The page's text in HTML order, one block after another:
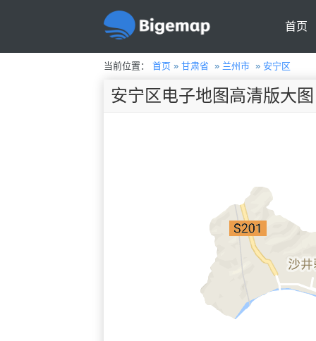
首页
当前位置： 首页» 甘肃省 » 兰州市» 安宁区
安宁区电子地图高清版大图